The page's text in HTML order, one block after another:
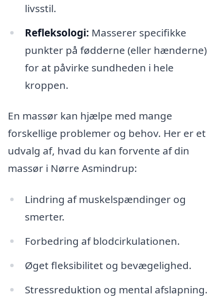
livsstil.
Refleksologi: Masserer specifikke
punkter på fødderne (eller hænderne)
for at påvirke sundheden i hele
kroppen.
En massør kan hjælpe med mange
forskellige problemer og behov. Her er et
udvalg af, hvad du kan forvente af din
massør i Nørre Asmindrup:
Lindring af muskelspændinger og
smerter.
Forbedring af blodcirkulationen.
Øget fleksibilitet og bevægelighed.
Stressreduktion og mental afslapning.